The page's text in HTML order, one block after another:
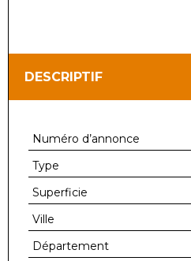
DESCRIPTIF
Numéro d’annonce
Type
Superficie
Ville
Département